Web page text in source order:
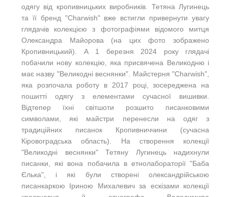
одягу від кропивницьких виробників. Тетяна Лугинець
та її бренд "Charwish" вже встигли привернути увагу
глядачів колекцією з фотографіями відомого митця
Олександра Майорова (на цих фото зображено
Кропивницький). А 1 березня 2024 року глядачі
побачили нову колекцію, яка присвячена Великодню і
має назву "Великодні веснянки". Майстерня "Charwish",
яка розпочала роботу в 2017 році, зосереджена на
пошитті одягу з елементами сучасної вишивки.
Відтепер їхні світшоти розшито писанковими
символами, які майстри перенесли на одяг з
традиційних писанок Кропивниччини (сучасна
Кіровоградська область). На створення колекції
"Великодні веснянки" Тетяну Лугинець надихнули
писанки, які вона побачила в етнолабораторії "Баба
Єлька", і які були створені олександрійською
писанкаркою Іриною Михалевич за ескізами колекції